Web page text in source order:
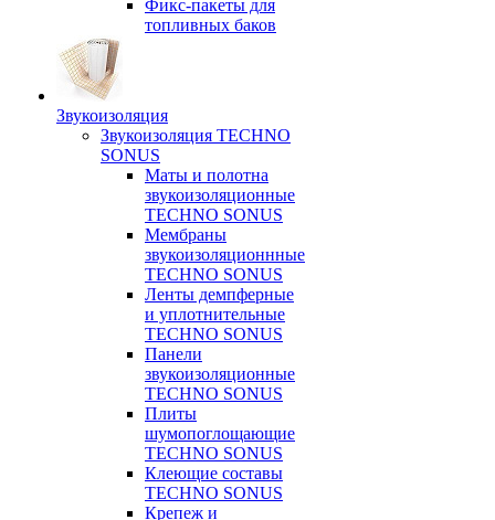
Фикс-пакеты для
топливных баков
Звукоизоляция
Звукоизоляция TECHNO
SONUS
Маты и полотна
звукоизоляционные
TECHNO SONUS
Мембраны
звукоизоляционнные
TECHNO SONUS
Ленты демпферные
и уплотнительные
TECHNO SONUS
Панели
звукоизоляционные
TECHNO SONUS
Плиты
шумопоглощающие
TECHNO SONUS
Клеющие составы
TECHNO SONUS
Крепеж и